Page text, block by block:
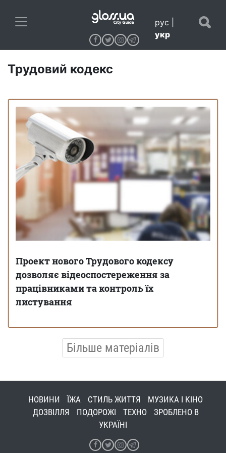
рус
укр
Трудовий кодекс
Проект нового Трудового кодексу
дозволяє відеоспостереження за
працівниками та контроль їх
листування
Більше матеріалів
НОВИНИ ЇЖА СТИЛЬ ЖИТТЯ
МУЗИКА І КІНО
ДОЗВІЛЛЯ
ПОДОРОЖІ ТЕХНО
ЗРОБЛЕНО В
УКРАЇНІ